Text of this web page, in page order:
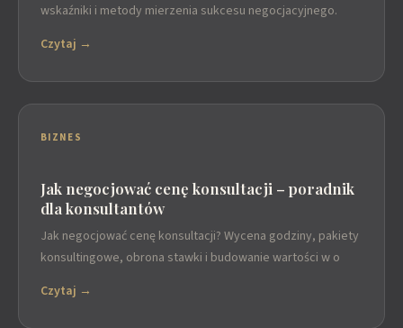
wskaźniki i metody mierzenia sukcesu negocjacyjnego.
Czytaj →
BIZNES
Jak negocjować cenę konsultacji – poradnik
dla konsultantów
Jak negocjować cenę konsultacji? Wycena godziny, pakiety
konsultingowe, obrona stawki i budowanie wartości w o
Czytaj →